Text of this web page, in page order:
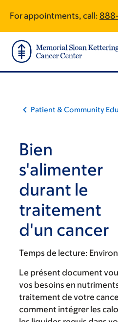
main
content
footer
For appointments, call:
Patient & Community
Bien
s'alimenter
durant le
traitement
d'un cancer
Temps de lecture:
Le présent document
vos besoins en
traitement de votre
comment intégrer les